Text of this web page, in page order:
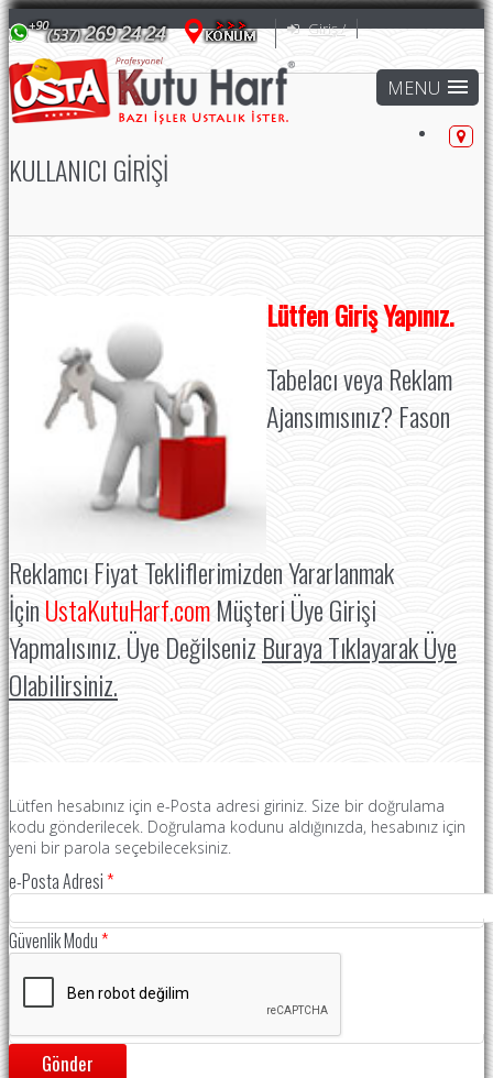
Giriş /
KULLANICI GIRIŞI
Lütfen Giriş Yapınız.
Tabelacı veya Reklam
Ajansımısınız? Fason
Reklamcı Fiyat Tekliflerimizden Yararlanmak
İçinUstaKutuHarf.comMüşteri Üye Girişi
Yapmalısınız. Üye Değilseniz Buraya Tıklayarak Üye
Olabilirsiniz.
Lütfen hesabınız için e-Posta adresi giriniz. Size bir doğrulama
kodu gönderilecek. Doğrulama kodunu aldığınızda, hesabınız için
yeni bir parola seçebileceksiniz.
e-Posta Adresi*
Güvenlik Modu*
Gönder